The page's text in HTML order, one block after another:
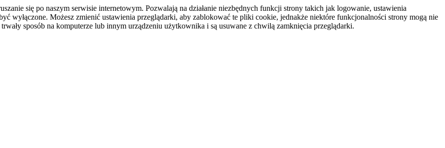
się po naszym serwisie internetowym. Pozwalają na działanie niezbędnych funkcji strony takich jak logowanie, ustawienia
wyłączone. Możesz zmienić ustawienia przeglądarki, aby zablokować te pliki cookie, jednakże niektóre funkcjonalności strony mogą nie
sposób na komputerze lub innym urządzeniu użytkownika i są usuwane z chwilą zamknięcia przeglądarki.